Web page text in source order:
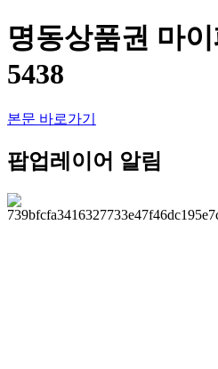
명동상품권 마이
5438
본문 바로가기
팝업레이어 알림